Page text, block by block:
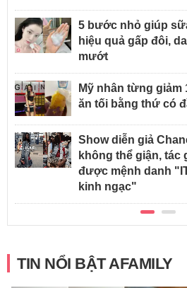
5 bước nhỏ giúp
hiệu quả gấp đôi,
mướt
Mỹ nhân từng giảm
ăn tối bằng thứ có
Show diễn giả
không thể giận, tác
được mệnh danh
kinh ngạc"
TIN NỔI BẬT AFAMILY